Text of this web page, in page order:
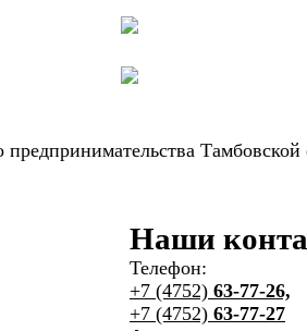
Тамбовской
Наши
Телефон:
+7 (4752) 63-77-26,
+7 (4752) 63-77-27